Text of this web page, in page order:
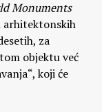
Monuments
arhitektonskih
za
objektu već
koji će